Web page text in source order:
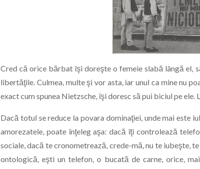
Cred că orice bărbat îşi doreşte o femeie slabă lângă el,
libertăţile. Culmea, multe şi vor asta, iar unul ca mine nu
exact cum spunea Nietzsche, îşi doresc să pui biciul pe ele.
Dacă totul se reduce la povara dominaţiei, unde mai este
amorezatele, poate înţeleg aşa: dacă îţi controlează
sociale, dacă te cronometrează, crede-mă, nu te iubeşte,
ontologică, eşti un telefon, o bucată de carne, orice,